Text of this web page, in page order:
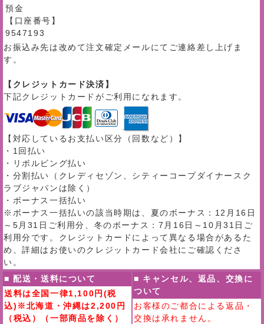
預金
【口座番号】
9547193
お振込み先は改めて注文確定メールにてご連絡差し上げま
す。
【クレジットカード決済】
下記クレジットカードがご利用になれます。
【対応しているお支払い区分（回数など）】
・1回払い
・リボルビング払い
・分割払い（クレディセゾン、シティーコープダイナースク
ラブジャパンは除く）
・ボーナス一括払い
※ボーナス一括払いの該当時期は、夏のボーナス：12月16日
～5月31日ご利用分、冬のボーナス：7月16日～10月31日ご
利用分です。クレジットカードによって異なる場合があるた
め、詳細はお使いのクレジットカード会社にご確認くださ
い。
■ 配送・送料について
送料は全国一律1,100円(税
込)※北海道・沖縄は2,200円
（税込）（一部商品を除く）
■ キャンセル、返品、交換に
ついて
お客様のご都合による返品・
交換は承れません。